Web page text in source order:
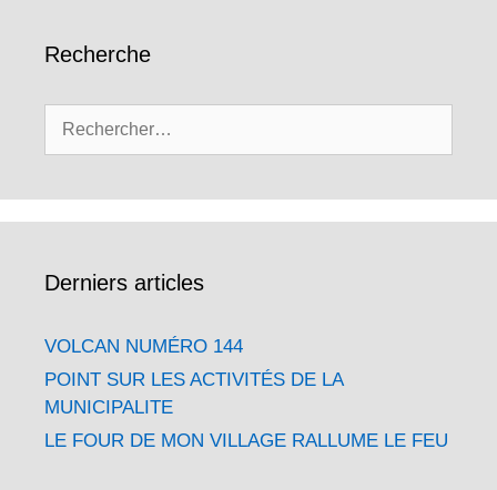
Recherche
Rechercher :
Derniers articles
VOLCAN NUMÉRO 144
POINT SUR LES ACTIVITÉS DE LA
MUNICIPALITE
LE FOUR DE MON VILLAGE RALLUME LE FEU